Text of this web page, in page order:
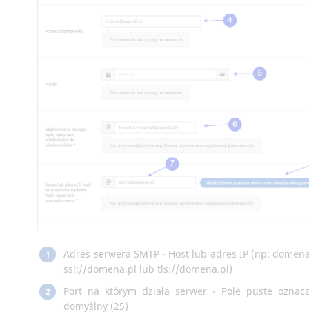
1
Adres serwera SMTP - Host lub adres IP (np:
ssl://domena.pl lub tls://domena.pl)
2
Port na którym działa serwer - Pole puste
domyślny (25)